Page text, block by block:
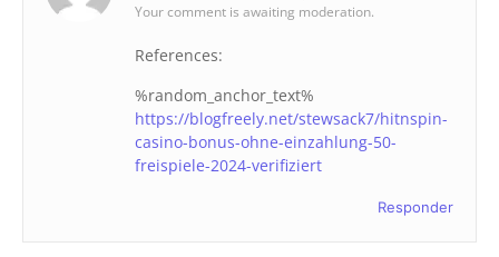
Your comment is awaiting moderation.
References:
%random_anchor_text%
https://blogfreely.net/stewsack7/hitnspin-
casino-bonus-ohne-einzahlung-50-
freispiele-2024-verifiziert
Responder